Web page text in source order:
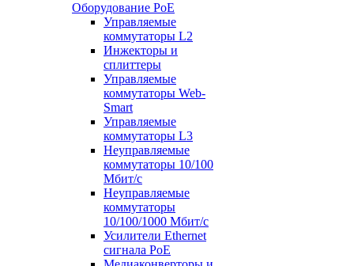
Оборудование PoE
Управляемые
коммутаторы L2
Инжекторы и
сплиттеры
Управляемые
коммутаторы Web-
Smart
Управляемые
коммутаторы L3
Неуправляемые
коммутаторы 10/100
Мбит/с
Неуправляемые
коммутаторы
10/100/1000 Мбит/с
Усилители Ethernet
сигнала PoE